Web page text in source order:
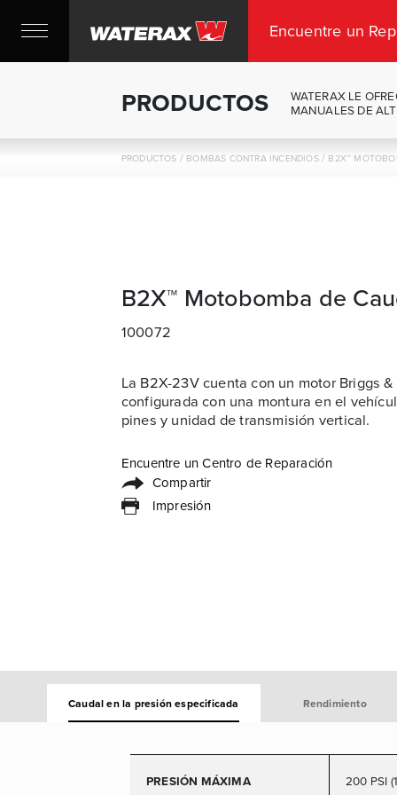
Encuentre un
PRODUCTOS
WATERAX LE
MANUALES DE
PRODUCTOS / BOMBAS CONTRA INCENDIOS/ B2X™
B2X™ Motobomba de
100072
La B2X-23V cuenta con un motor Briggs
configurada con una montura en el
pines y unidad de transmisión vertical.
Encuentre un Centro de Reparación
Compartir
Impresión
Caudal en la presión especificada Rendimiento
PRESIÓN MÁXIMA 200 PSI